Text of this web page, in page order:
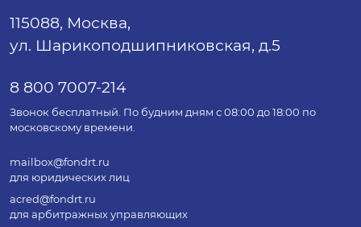
115088, Москва,
ул. Шарикоподшипниковская, д.5
8 800 7007-214
Звонок бесплатный. По будним дням с 08:00 до 18:00 по
московскому времени.
mailbox@fondrt.ru
для юридических лиц
acred@fondrt.ru
для арбитражных управляющих